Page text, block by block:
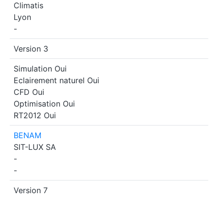
Climatis
Lyon
-
Version 3
Simulation Oui
Eclairement naturel Oui
CFD Oui
Optimisation Oui
RT2012 Oui
BENAM
SIT-LUX SA
-
-
Version 7